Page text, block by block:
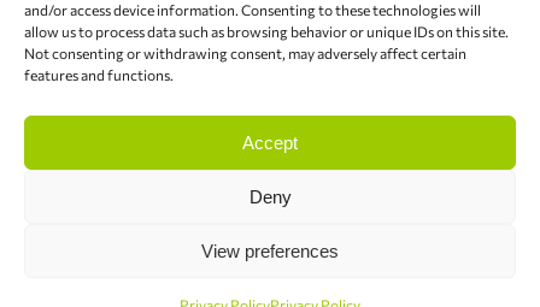
and/or access device information. Consenting to these technologies will
allow us to process data such as browsing behavior or unique IDs on this site.
Not consenting or withdrawing consent, may adversely affect certain
features and functions.
Accept
Deny
View preferences
Μεγάλη κοιλίτσα; Αυξημένο Σπλαχνικό λίπος; Τι κάνω με
23 Ιουνίου 2022